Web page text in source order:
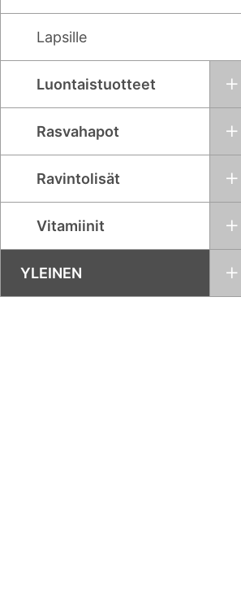
Lapsille
Luontaistuotteet
Rasvahapot
Ravintolisät
Vitamiinit
YLEINEN